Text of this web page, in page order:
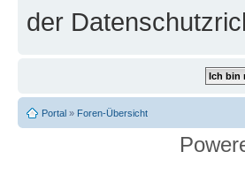
der
Portal » Foren-Übersicht